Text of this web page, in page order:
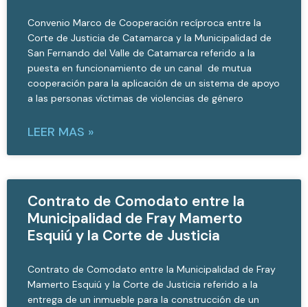
Convenio Marco de Cooperación recíproca entre la
Corte de Justicia de Catamarca y la Municipalidad de
San Fernando del Valle de Catamarca referido a la
puesta en funcionamiento de un canal de mutua
cooperación para la aplicación de un sistema de apoyo
a las personas víctimas de violencias de género
LEER MAS »
Contrato de Comodato entre la
Municipalidad de Fray Mamerto
Esquiú y la Corte de Justicia
Contrato de Comodato entre la Municipalidad de Fray
Mamerto Esquiú y la Corte de Justicia referido a la
entrega de un inmueble para la construcción de un